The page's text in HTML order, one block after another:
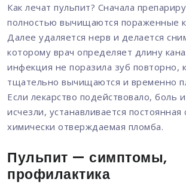
Как лечат пульпит? Сначала
полностью вычищаются пораженные
Далее удаляется нерв и делается
которому врач определяет длину
инфекция не поразила зуб повторно,
тщательно вычищаются и временно
Если лекарство подействовало, боль
исчезли, устанавливается постоянная
химически отверждаемая пломба.
Пульпит — симптомы,
профилактика